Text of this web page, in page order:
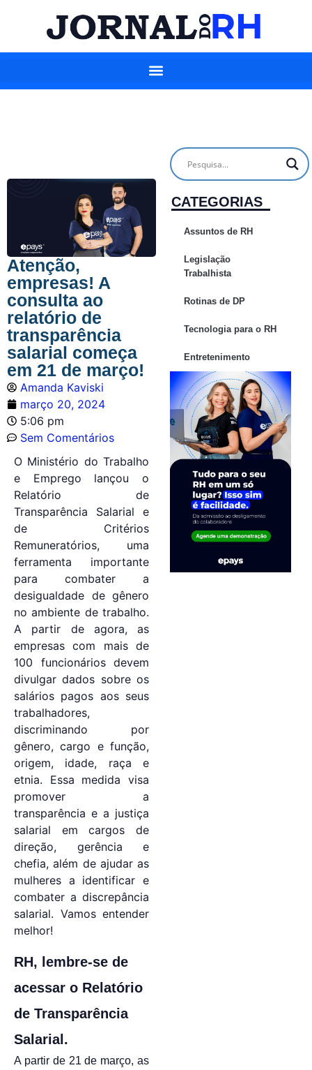
Atenção,
empresas! A
consulta ao
relatório de
transparência
salarial começa
em 21 de março!
Amanda Kaviski
março 20, 2024
5:06 pm
Sem Comentários
O Ministério do Trabalho
e Emprego lançou o
Relatório de
Transparência Salarial e
de Critérios
Remuneratórios, uma
ferramenta importante
para combater a
desigualdade de gênero
no ambiente de trabalho.
A partir de agora, as
empresas com mais de
100 funcionários devem
divulgar dados sobre os
salários pagos aos seus
trabalhadores,
discriminando por
gênero, cargo e função,
origem, idade, raça e
etnia. Essa medida visa
promover a
transparência e a justiça
salarial em cargos de
direção, gerência e
chefia, além de ajudar as
mulheres a identificar e
combater a discrepância
salarial. Vamos entender
melhor!
RH, lembre-se de
acessar o Relatório
de Transparência
Salarial.
A partir de 21 de março, as
CATEGORIAS
Assuntos de RH
Legislação
Trabalhista
Rotinas de DP
Tecnologia para o RH
Entretenimento